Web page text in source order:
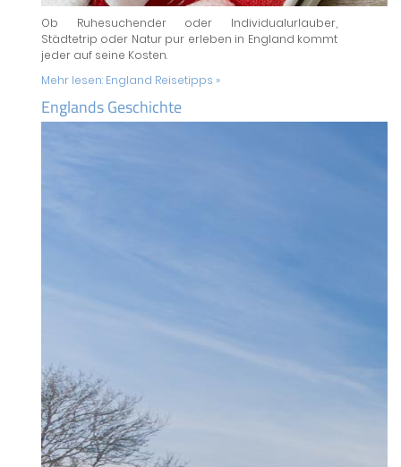
Ob Ruhesuchender oder Individualurlauber,
Städtetrip oder Natur pur erleben in England kommt
jeder auf seine Kosten.
Mehr lesen: England Reisetipps »
Englands Geschichte